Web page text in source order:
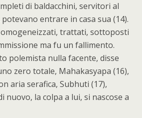
di baldacchini, servitori al
entrare in casa sua (14).
trattati, sottoposti
ma fu un fallimento.
polemista nulla facente, disse
zero totale, Mahakasyapa (16),
aria serafica, Subhuti (17),
nuovo, la colpa a lui, si nascose a